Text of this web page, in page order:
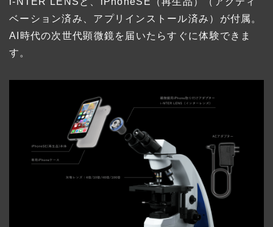
ベーション済み、アプリインストール済み）が付属。
AI時代の次世代顕微鏡を届いたらすぐに体験できま
す。